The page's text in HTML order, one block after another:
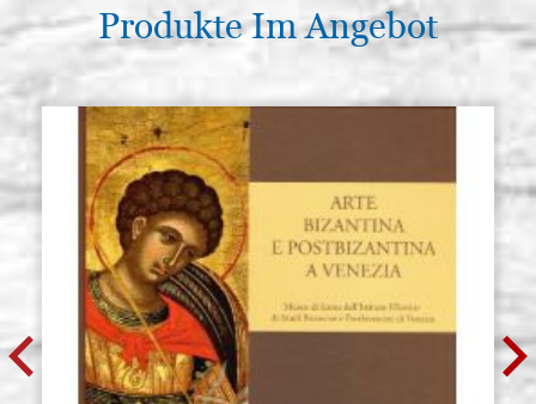
Produkte Im Angebot